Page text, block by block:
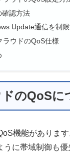
確認方法
Update通信を制
ラウドのQoS仕様
のQoSに
機能がありま
うに帯域制御も